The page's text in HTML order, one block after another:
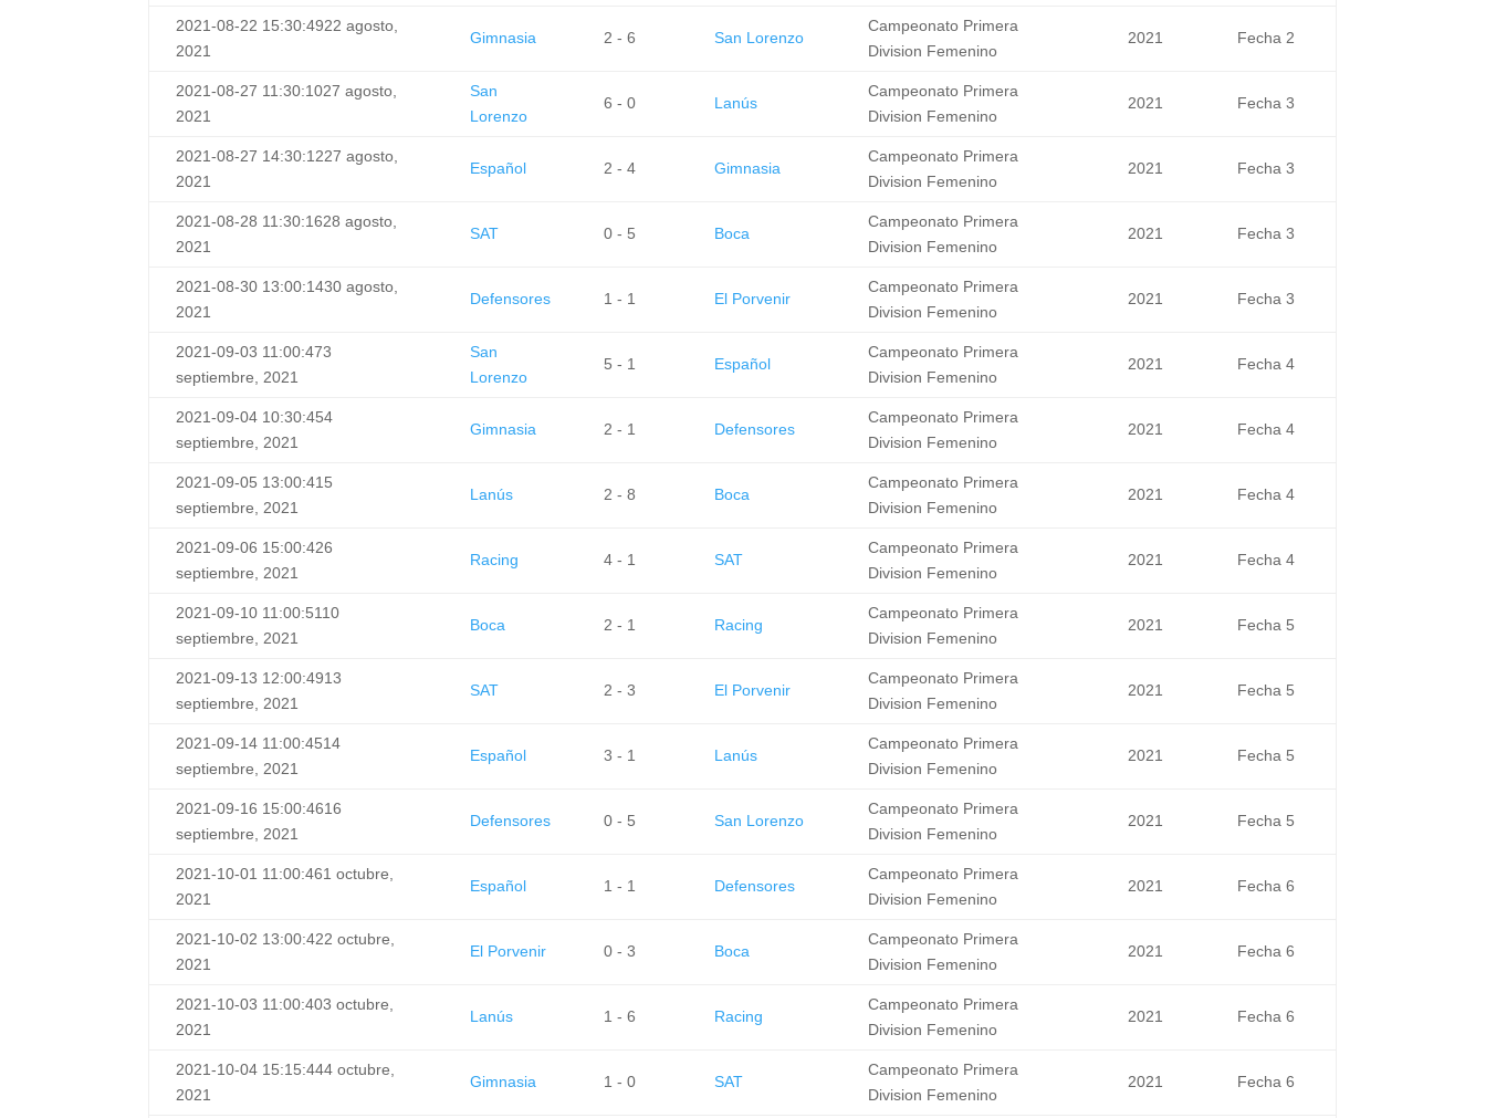
2021-08-22 15:30:4922 agosto,
2021
Gimnasia 2 - 6 San Lorenzo
Campeonato Primera
Division Femenino
2021 Fecha 2
2021-08-27 11:30:1027 agosto,
2021
San
Lorenzo
6 - 0 Lanús
Campeonato Primera
Division Femenino
2021 Fecha 3
2021-08-27 14:30:1227 agosto,
2021
Español 2 - 4 Gimnasia
Campeonato Primera
Division Femenino
2021 Fecha 3
2021-08-28 11:30:1628 agosto,
2021
SAT 0 - 5 Boca
Campeonato Primera
Division Femenino
2021 Fecha 3
2021-08-30 13:00:1430 agosto,
2021
Defensores 1 - 1 El Porvenir
Campeonato Primera
Division Femenino
2021 Fecha 3
2021-09-03 11:00:473
septiembre, 2021
San
Lorenzo
5 - 1 Español
Campeonato Primera
Division Femenino
2021 Fecha 4
2021-09-04 10:30:454
septiembre, 2021
Gimnasia 2 - 1 Defensores
Campeonato Primera
Division Femenino
2021 Fecha 4
2021-09-05 13:00:41 5
septiembre, 2021
Lanús 2 - 8 Boca
Campeonato Primera
Division Femenino
2021 Fecha 4
2021-09-06 15:00:426
septiembre, 2021
Racing 4 - 1 SAT
Campeonato Primera
Division Femenino
2021 Fecha 4
2021-09-10 11:00:5110
septiembre, 2021
Boca 2 - 1 Racing
Campeonato Primera
Division Femenino
2021 Fecha 5
2021-09-13 12:00:4913
septiembre, 2021
SAT 2 - 3 El Porvenir
Campeonato Primera
Division Femenino
2021 Fecha 5
2021-09-14 11:00:4514
septiembre, 2021
Español 3 - 1 Lanús
Campeonato Primera
Division Femenino
2021 Fecha 5
2021-09-16 15:00:4616
septiembre, 2021
Defensores 0 - 5 San Lorenzo
Campeonato Primera
Division Femenino
2021 Fecha 5
2021-10-01 11:00:461 octubre,
2021
Español 1 - 1 Defensores
Campeonato Primera
Division Femenino
2021 Fecha 6
2021-10-02 13:00:422 octubre,
2021
El Porvenir 0 - 3 Boca
Campeonato Primera
Division Femenino
2021 Fecha 6
2021-10-03 11:00:403 octubre,
2021
Lanús 1 - 6 Racing
Campeonato Primera
Division Femenino
2021 Fecha 6
2021-10-04 15:15:444 octubre,
2021
Gimnasia 1 - 0 SAT
Campeonato Primera
Division Femenino
2021 Fecha 6